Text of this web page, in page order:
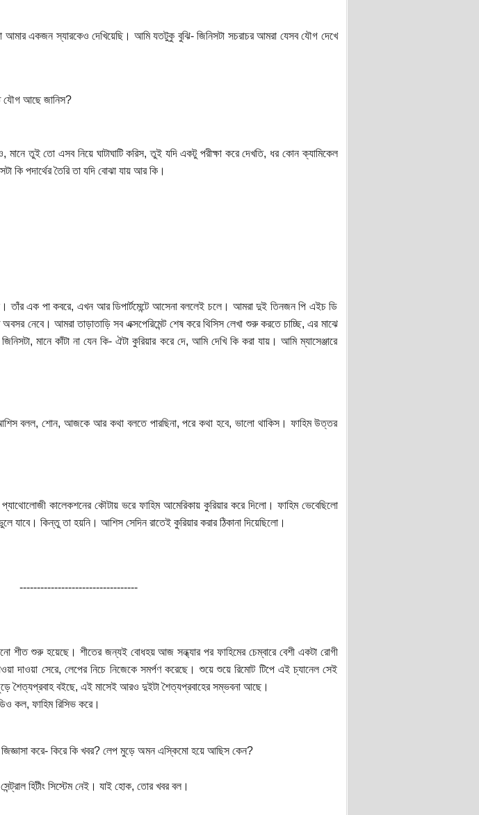
আমার একজন স্যারকেও দেখিয়েছি। আমি যতটুকু বুঝি- জিনিসটা সচরাচর আমরা যেসব যৌগ দেখে
যৌগ আছে জানিস?
তুই তো এসব নিয়ে ঘাটাঘাটি করিস, তুই যদি একটু পরীক্ষা করে দেখতি, ধর কোন ক্যামিকেল
কি পদার্থের তৈরি তা যদি বোঝা যায় আর কি।
তাঁর এক পা কবরে, এখন আর ডিপার্টমেন্টে আসেনা বললেই চলে। আমরা দুই তিনজন পি এইচ ডি
নেবে। আমরা তাড়াতাড়ি সব এক্সপেরিমেন্ট শেষ করে থিসিস লেখা শুরু করতে চাচ্ছি, এর মাঝে
মানে কাঁটা না যেন কি- ঐটা কুরিয়ার করে দে, আমি দেখি কি করা যায়। আমি ম্যাসেঞ্জারে
বলল, শোন, আজকে আর কথা বলতে পারছিনা, পরে কথা হবে, ভালো থাকিস। ফাহিম উত্তর
কালেকশনের কৌটায় ভরে ফাহিম আমেরিকায় কুরিয়ার করে দিলো। ফাহিম ভেবেছিলো
যাবে। কিন্তু তা হয়নি। আশিস সেদিন রাতেই কুরিয়ার করার ঠিকানা দিয়েছিলো।
----------------------------------
শীত শুরু হয়েছে। শীতের জন্যই বোধহয় আজ সন্ধ্যার পর ফাহিমের চেম্বারে বেশী একটা রোগী
দাওয়া সেরে, লেপের নিচে নিজেকে সমর্পণ করেছে। শুয়ে শুয়ে রিমোট টিপে এই চ্যানেল সেই
শৈত্যপ্রবাহ বইছে, এই মাসেই আরও দুইটা শৈত্যপ্রবাহের সম্ভবনা আছে।
কল, ফাহিম রিসিভ করে।
করে- কিরে কি খবর? লেপ মুড়ে অমন এস্কিমো হয়ে আছিস কেন?
হিটীং সিস্টেম নেই। যাই হোক, তোর খবর বল।